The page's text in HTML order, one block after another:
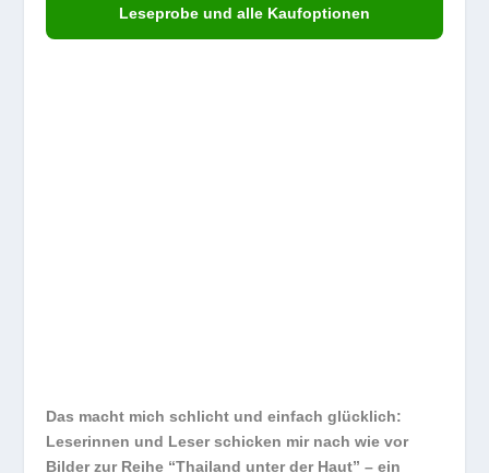
Leseprobe und alle Kaufoptionen
Das macht mich schlicht und einfach glücklich:
Leserinnen und Leser schicken mir nach wie vor
Bilder zur Reihe “Thailand unter der Haut” – ein